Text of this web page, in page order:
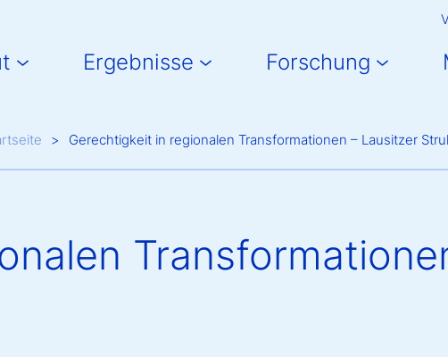
Ergebnisse Forschung
Gerechtigkeit in regionalen Transformationen – Lausitzer